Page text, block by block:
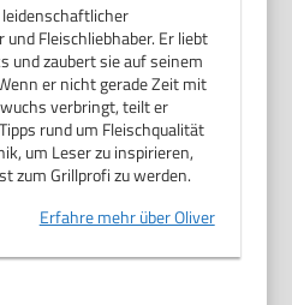
und Fleischliebhaber. Er liebt
und zaubert sie auf seinem
er nicht gerade Zeit mit
verbringt, teilt er
rund um Fleischqualität
um Leser zu inspirieren,
zum Grillprofi zu werden.
Erfahre mehr über Oliver